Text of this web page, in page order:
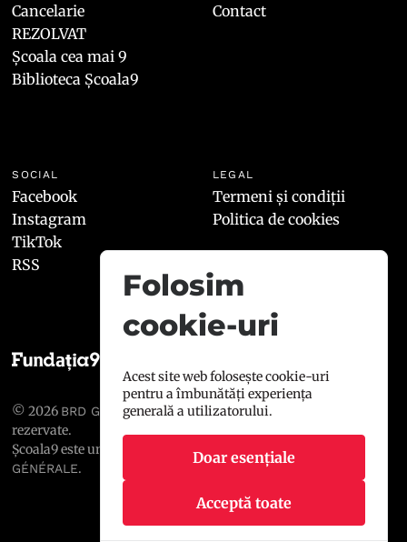
Cancelarie
REZOLVAT
Școala cea mai 9
Biblioteca Școala9
Contact
SOCIAL
Facebook
Instagram
TikTok
RSS
LEGAL
Termeni și condiții
Politica de cookies
© 2026 BRD GROUPE SOCIÉTÉ GÉNÉRALE
rezervate.
Școala9 este un proiect susținut de
BRD GROUPE SOCIÉTÉ
GÉNÉRALE.
Folosim
cookie-uri
Acest site web folosește cookie-uri
pentru a îmbunătăți experiența
generală a utilizatorului.
Doar esențiale
Acceptă toate